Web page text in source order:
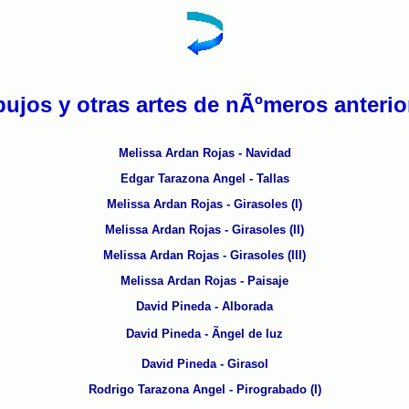
y otras artes de nÃºmeros
Melissa Ardan Rojas - Navidad
Edgar Tarazona Angel - Tallas
Melissa Ardan Rojas - Girasoles (I)
Melissa Ardan Rojas - Girasoles (II)
Melissa Ardan Rojas - Girasoles (III)
Melissa Ardan Rojas - Paisaje
David Pineda - Alborada
David Pineda - Ãngel de luz
David Pineda - Girasol
Rodrigo Tarazona Angel - Pirograbado (I)